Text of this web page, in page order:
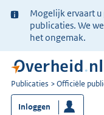
Ter
informatie:
Mogelijk ervaart
publicaties. We
het ongemak.
U
bent
nu
Publicaties Officiële
Inloggen